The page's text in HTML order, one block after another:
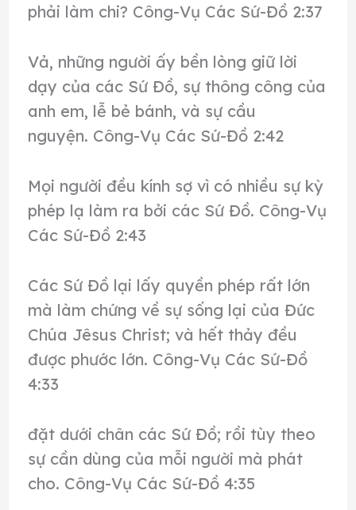
phải làm chi? Công-Vụ Các Sứ-Đồ 2:37
Vả, những người ấy bền lòng giữ lời
dạy của các Sứ Đồ, sự thông công của
anh em, lễ bẻ bánh, và sự cầu
nguyện. Công-Vụ Các Sứ-Đồ 2:42
Mọi người đều kính sợ vì có nhiều sự kỳ
phép lạ làm ra bởi các Sứ Đồ. Công-Vụ
Các Sứ-Đồ 2:43
Các Sứ Đồ lại lấy quyền phép rất lớn
mà làm chứng về sự sống lại của Đức
Chúa Jêsus Christ; và hết thảy đều
được phước lớn. Công-Vụ Các Sứ-Đồ
4:33
đặt dưới chân các Sứ Đồ; rồi tùy theo
sự cần dùng của mỗi người mà phát
cho. Công-Vụ Các Sứ-Đồ 4:35